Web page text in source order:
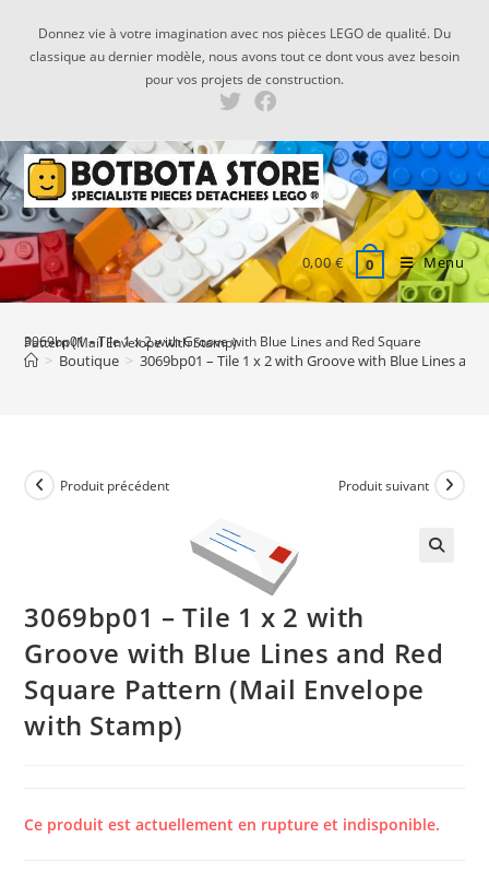
content
Donnez vie à votre imagination avec nos pièces LEGO de qualité. Du
classique au dernier modèle, nous avons tout ce dont vous avez besoin
pour vos projets de construction.
0,00€ 0 Menu
3069bp01 – Tile 1 x 2 with Groove with Blue Lines and Red Square Pattern (Mail Envelope with Stamp)
> Boutique > 3069bp01 – Tile 1 x 2 with Groove with Blue Lines
Produit précédent Produit suivant
3069bp01 – Tile 1 x 2 with
Groove with Blue Lines and Red
Square Pattern (Mail Envelope
with Stamp)
Ce produit est actuellement en rupture et indisponible.